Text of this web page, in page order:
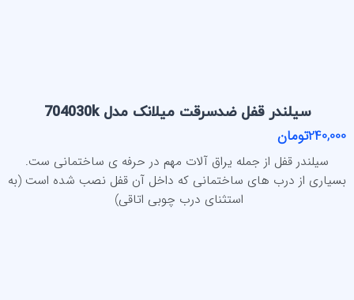
سیلندر قفل ضدسرقت میلانک مدل 704030k
240,000تومان
سیلندر قفل از جمله یراق آلات مهم در حرفه ی ساختمانی ست.
بسیاری از درب های ساختمانی که داخل آن قفل نصب شده است (به
استثنای درب چوبی اتاقی)